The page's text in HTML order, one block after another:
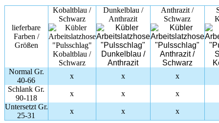
lieferbare
Farben /
Größen
Kobaltblau /
Schwarz
Dunkelblau /
Anthrazit
Anthrazit /
Schwarz
Normal Gr.
40-66
x x
x
Schlank Gr.
90-118
x x
x
Untersetzt Gr.
25-31
x x x